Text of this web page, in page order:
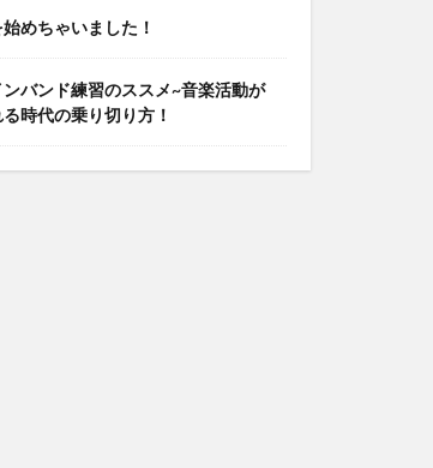
めちゃいました！
バンド練習のススメ~音楽活動が
時代の乗り切り方！